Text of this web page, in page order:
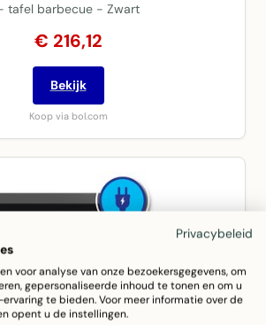
tafel barbecue - Zwart
€ 216,12
Bekijk
Koop via bol.com
Privacybeleid
voor analyse van onze bezoekersgegevens, om
gepersonaliseerde inhoud te tonen en om u
te bieden. Voor meer informatie over de
opent u de instellingen.